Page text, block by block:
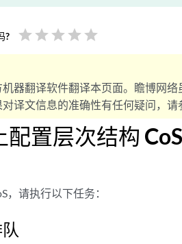
? star star star star star
器翻译软件翻译本页面。瞻博网
译文信息的准确性有任何疑问，请
配置层次结构 CoS
，请执行以下任务：